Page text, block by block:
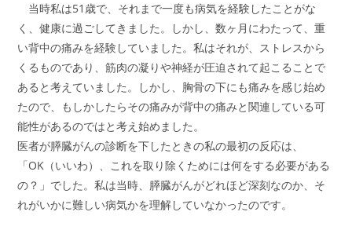
当時私は51歳で、それまで一度も病気を経験したことがな
く、健康に過ごしてきました。しかし、数ヶ月にわたって、重
い背中の痛みを経験していました。私はそれが、ストレスから
くるものであり、筋肉の凝りや神経が圧迫されて起こることで
あると考えていました。しかし、胸骨の下にも痛みを感じ始め
たので、もしかしたらその痛みが背中の痛みと関連している可
能性があるのではと考え始めました。
医者が膵臓がんの診断を下したときの私の最初の反応は、
「OK（いいわ）、これを取り除くためには何をする必要がある
の？」でした。私は当時、膵臓がんがどれほど深刻なのか、そ
れがいかに難しい病気かを理解していなかったのです。